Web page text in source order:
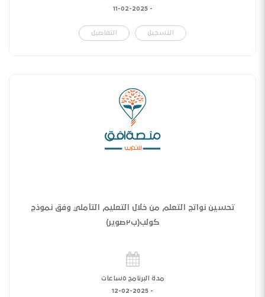
-
11-02-2025
التسجيل التفاصيل
تحسين نواتج التعلم من خلال التعليم التأملي وفق نموذج
كولب(ب٢صوير)
مدة البرنامج ٥ساعات
-
12-02-2025